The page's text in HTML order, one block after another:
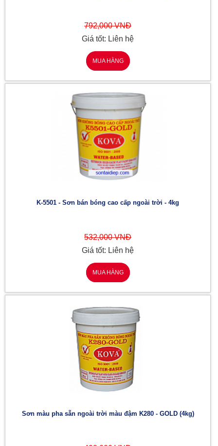
792,000 VNĐ
Giá tốt: Liên hệ
MUA HÀNG
K-5501 - Sơn bán bóng cao cấp ngoài trời - 4kg
532,000 VNĐ
Giá tốt: Liên hệ
MUA HÀNG
Sơn màu pha sẵn ngoài trời màu đậm K280 - GOLD (4kg)